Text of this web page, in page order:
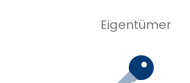
Eigentümer